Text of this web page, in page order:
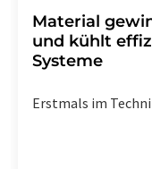
Material
und kühlt
Systeme
Erstmals im